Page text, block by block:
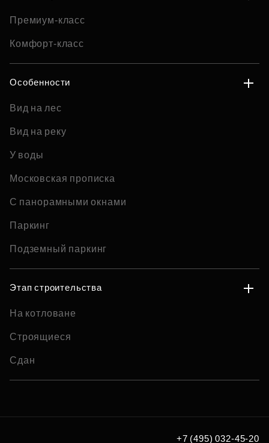
Премиум-класс
Комфорт-класс
Особенности
Вид на лес
Вид на реку
У воды
Московская прописка
С панорамными окнами
Паркинг
Подземный паркинг
Этап строительства
На котловане
Строящиеся
Сдан
+7 (495) 032-45-20